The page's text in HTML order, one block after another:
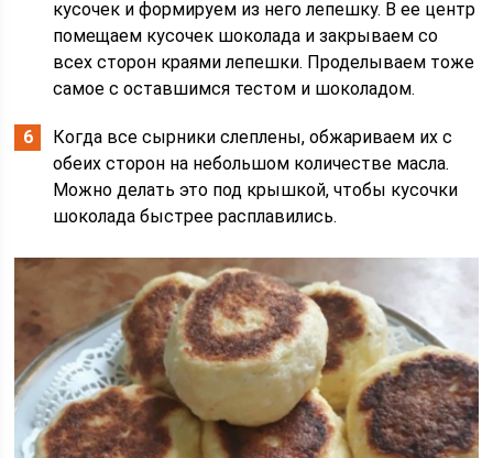
кусочек и формируем из него лепешку. В ее центр
помещаем кусочек шоколада и закрываем со
всех сторон краями лепешки. Проделываем тоже
самое с оставшимся тестом и шоколадом.
Когда все сырники слеплены, обжариваем их с
обеих сторон на небольшом количестве масла.
Можно делать это под крышкой, чтобы кусочки
шоколада быстрее расплавились.